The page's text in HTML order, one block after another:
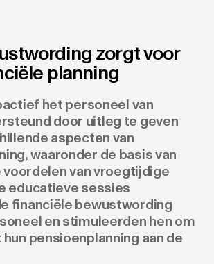
zorgt voor
planning
het personeel van
door uitleg te geven
aspecten van
waaronder de basis van
van vroegtijdige
educatieve sessies
financiële bewustwording
en stimuleerden hen om
pensioenplanning aan de